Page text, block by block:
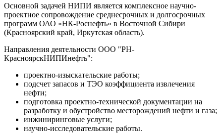
Основной задачей НИПИ является комплексное научно-
проектное сопровождение среднесрочных и долгосрочных
программ ОАО «НК-Роснефть» в Восточной Сибири
(Красноярский край, Иркутская область).
Направления деятельности ООО "РН-
КрасноярскНИПИнефть":
проектно-изыскательские работы;
подсчет запасов и ТЭО коэффициента извлечения
нефти;
подготовка проектно-технической документации на
разработку и обустройство месторождений нефти и газа;
инжиниринговые услуги;
научно-исследовательские работы.